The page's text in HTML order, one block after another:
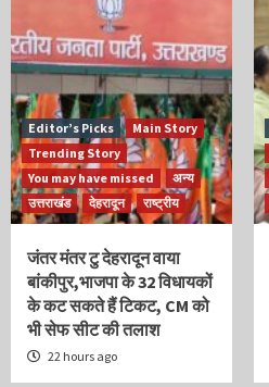
Editor’s Picks
Main Story
Trending Story
You may have missed
अन्य
उत्तराखंड
देहरादून राष्ट्रीय
जंतर मंतर टु देहरादून वाया
बांकीपुर,भाजपा के 32 विधायकों
के कट सकते हैं टिकट, CM को
भी सेफ सीट की तलाश
22 hours ago